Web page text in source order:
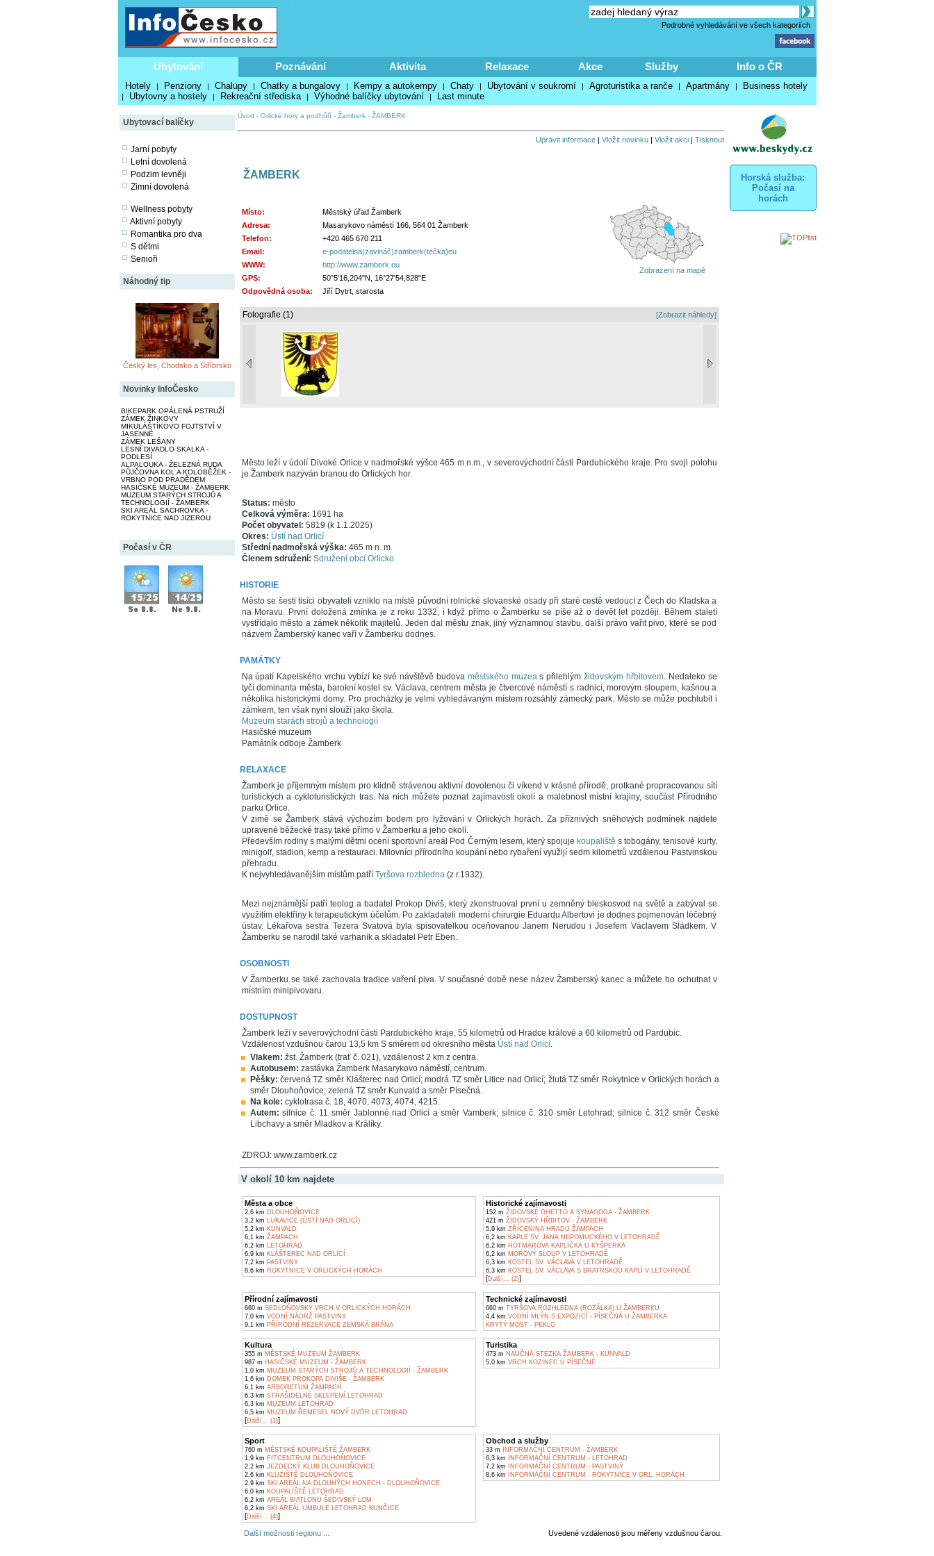
Podrobné vyhledávání ve všech kategoriích
Ubytování Poznávání Aktivita Relaxace Akce Služby Info o ČR
Hotely | Penziony | Chalupy | Chatky a bungalovy | Kempy a autokempy | Chaty | Ubytování v soukromí | Agroturistika a ranče | Apartmány | Business hotely
| Ubytovny a hostely | Rekreační střediska | Výhodné balíčky ubytování | Last minute
Ubytovací balíčky
Jarní pobyty
Letní dovolená
Podzim levněji
Zimní dovolená
Wellness pobyty
Aktivní pobyty
Romantika pro dva
S dětmi
Senioři
Náhodný tip
Český les, Chodsko a Stříbrsko
Novinky InfoČesko
BIKEPARK OPÁLENÁ PSTRUŽÍ
ZÁMEK ŽINKOVY
MIKULÁŠTÍKOVO FOJTSTVÍ V
JASENNÉ
ZÁMEK LEŠANY
LESNÍ DIVADLO SKALKA -
PODLESÍ
ALPALOUKA - ŽELEZNÁ RUDA
PŮJČOVNA KOL A KOLOBĚŽEK -
VRBNO POD PRADĚDEM
HASIČSKÉ MUZEUM - ŽAMBERK
MUZEUM STARÝCH STROJŮ A
TECHNOLOGIÍ - ŽAMBERK
SKI AREÁL SACHROVKA -
ROKYTNICE NAD JIZEROU
Počasí v ČR
Úvod - Orlické hory a podhůří- Žamberk- ŽAMBERK
Upravit informace| Vložit novinku| Vložit akci| Tisknout
ŽAMBERK
Místo:
Městský úřad Žamberk
Adresa:
Masarykovo náměstí 166, 564 01 Žamberk
Telefon:
+420 465 670 211
Email:
e-podatelna(zavináč)zamberk(tečka)eu
WWW:
http://www.zamberk.eu
GPS:
50°5'16,204"N, 16°27'54,828"E
Odpovědná osoba:
Jiří Dytrt, starosta
Zobrazení na mapě
Fotografie (1) [Zobrazit náhledy]
Město leží v údolí Divoké Orlice v nadmořské výšce 465 m n.m., v severovýchodní části Pardubického kraje. Pro svoji polohu
je Žamberk nazýván branou do Orlických hor.
Status: město
Celková výměra: 1691 ha
Počet obyvatel: 5819 (k 1.1.2025)
Okres: Ústí nad Orlicí
Střední nadmořská výška: 465 m n. m.
Členem sdružení: Sdružení obcí Orlicko
HISTORIE
Město se šesti tisíci obyvateli vzniklo na místě původní rolnické slovanské osady při staré cestě vedoucí z Čech do Kladska a
na Moravu. První doložená zmínka je z roku 1332, i když přímo o Žamberku se píše až o devět let později. Během staletí
vystřídalo město a zámek několik majitelů. Jeden dal městu znak, jiný významnou stavbu, další právo vařit pivo, které se pod
názvem Žamberský kanec vaří v Žamberku dodnes.
PAMÁTKY
Na úpatí Kapelského vrchu vybízí ke své návštěvě budova městského muzeas přilehlýmžidovským hřbitovem. Nedaleko se
tyčí dominanta města, barokní kostel sv. Václava, centrem města je čtvercové náměstí s radnicí, morovým sloupem, kašnou a
několika historickými domy. Pro procházky je velmi vyhledávaným místem rozsáhlý zámecký park. Město se může pochlubit i
zámkem, ten však nyní slouží jako škola.
Muzeum starách strojů a technologií
Hasičské muzeum
Památník odboje Žamberk
RELAXACE
Žamberk je příjemným místem pro klidně strávenou aktivní dovolenou či víkend v krásné přírodě, protkané propracovanou sítí
turistických a cykloturistických tras. Na nich můžete poznat zajímavosti okolí a malebnost místní krajiny, součást Přírodního
parku Orlice.
V zimě se Žamberk stává výchozím bodem pro lyžování v Orlických horách. Za příznivých sněhových podmínek najdete
upravené běžecké trasy také přímo v Žamberku a jeho okolí.
Především rodiny s malými dětmi ocení sportovní areál Pod Černým lesem, který spojuje koupaliště s tobogány, tenisové kurty,
minigolf, stadion, kemp a restauraci. Milovníci přírodního koupání nebo rybaření využijí sedm kilometrů vzdálenou Pastvinskou
přehradu.
K nejvyhledávanějším místům patří Tyršova rozhledna(z r.1932).
Mezi nejznámější patří teolog a badatel Prokop Diviš, který zkonstruoval první u zemněný bleskosvod na světě a zabýval se
využitím elektřiny k terapeutickým účelům. Po zakladateli moderní chirurgie Eduardu Albertovi je dodnes pojmenován léčebný
ústav. Lékařova sestra Tezera Svatová byla spisovatelkou oceňovanou Janem Nerudou i Josefem Václavem Sládkem. V
Žamberku se narodil také varhaník a skladatel Petr Eben.
OSOBNOSTI
V Žamberku se také zachovala tradice vaření piva. V současné době nese název Žamberský kanec a můžete ho ochutnat v
místním minipivovaru.
DOSTUPNOST
Žamberk leží v severovýchodní části Pardubického kraje, 55 kilometrů od Hradce králové a 60 kilometrů od Pardubic.
Vzdálenost vzdušnou čarou 13,5 km S směrem od okresního města Ústí nad Orlicí.
Vlakem: žst. Žamberk (trať č. 021), vzdálenost 2 km z centra.
Autobusem: zastávka Žamberk Masarykovo náměstí, centrum.
Pěšky: červená TZ směr Klášterec nad Orlicí; modrá TZ směr Litice nad Orlicí; žlutá TZ směr Rokytnice v Orlických horách a
směr Dlouhoňovice; zelená TZ směr Kunvald a směr Písečná.
Na kole: cyklotrasa č. 18, 4070, 4073, 4074, 4215.
Autem: silnice č. 11 směr Jablonné nad Orlicí a směr Vamberk; silnice č. 310 směr Letohrad; silnice č. 312 směr České
Libchavy a směr Mladkov a Králíky.
ZDROJ: www.zamberk.cz
V okolí 10 km najdete
Města a obce
2,6 km DLOUHOŇOVICE
3,2 km LUKAVICE (ÚSTÍ NAD ORLICÍ)
5,2 km KUNVALD
6,1 km ŽAMPACH
6,2 km LETOHRAD
6,9 km KLÁŠTEREC NAD ORLICÍ
7,2 km PASTVINY
8,6 km ROKYTNICE V ORLICKÝCH HORÁCH
Historické zajímavosti
152 m ŽIDOVSKÉ GHETTO A SYNAGOGA - ŽAMBERK
421 m ŽIDOVSKÝ HŘBITOV - ŽAMBERK
5,9 km ZŘÍCENINA HRADU ŽAMPACH
6,2 km KAPLE SV. JANA NEPOMUCKÉHO V LETOHRADĚ
6,2 km HOTMAROVA KAPLIČKA U KYŠPERKA
6,2 km MOROVÝ SLOUP V LETOHRADĚ
6,3 km KOSTEL SV. VÁCLAVA V LETOHRADĚ
6,3 km KOSTEL SV. VÁCLAVA S BRATRSKOU KAPLÍ V LETOHRADĚ
[Další... (2)]
Přírodní zajímavosti
660 m SEDLOŇOVSKÝ VRCH V ORLICKÝCH HORÁCH
7,0 km VODNÍ NÁDRŽ PASTVINY
9,1 km PŘÍRODNÍ REZERVACE ZEMSKÁ BRÁNA
Technické zajímavosti
660 m TYRŠOVA ROZHLEDNA (ROZÁLKA) U ŽAMBERKU
4,4 km VODNÍ MLÝN S EXPOZICÍ - PÍSEČNÁ U ŽAMBERKA
KRYTÝ MOST - PEKLO
Kultura
355 m MĚSTSKÉ MUZEUM ŽAMBERK
987 m HASIČSKÉ MUZEUM - ŽAMBERK
1,0 km MUZEUM STARÝCH STROJŮ A TECHNOLOGIÍ - ŽAMBERK
1,6 km DOMEK PROKOPA DIVIŠE - ŽAMBERK
6,1 km ARBORETUM ŽAMPACH
6,3 km STRAŠIDELNÉ SKLEPENÍ LETOHRAD
6,3 km MUZEUM LETOHRAD
6,5 km MUZEUM ŘEMESEL NOVÝ DVŮR LETOHRAD
[Další... (1)]
Turistika
473 m NAUČNÁ STEZKA ŽAMBERK - KUNVALD
5,0 km VRCH KOZINEC U PÍSEČNÉ
Sport
760 m MĚSTSKÉ KOUPALIŠTĚ ŽAMBERK
1,9 km FITCENTRUM DLOUHOŇOVICE
2,2 km JEZDECKÝ KLUB DLOUHOŇOVICE
2,6 km KLUZIŠTĚ DLOUHOŇOVICE
2,9 km SKI AREÁL NA DLOUHÝCH HONECH - DLOUHOŇOVICE
6,0 km KOUPALIŠTĚ LETOHRAD
6,2 km AREÁL BIATLONU ŠEDIVSKÝ LOM
6,2 km SKI AREÁL UMBULE LETOHRAD KUNČICE
[Další... (4)]
Obchod a služby
33 m INFORMAČNÍ CENTRUM - ŽAMBERK
6,3 km INFORMAČNÍ CENTRUM - LETOHRAD
7,2 km INFORMAČNÍ CENTRUM - PASTVINY
8,6 km INFORMAČNÍ CENTRUM - ROKYTNICE V ORL. HORÁCH
Další možnosti regionu ... Uvedené vzdálenosti jsou měřeny vzdušnou čarou.
Horská služba:
Počasí na
horách